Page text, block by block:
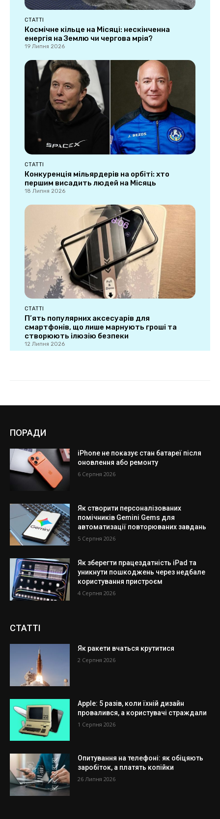
ПОРАДИ
iPhone не показує стан батареї після
оновлення або ремонту
6 Серпня 2026
Як створити персоналізованих
помічників Gemini Gems для
автоматизації повторюваних завдань
5 Серпня 2026
Як зберегти працездатність iPad та
уникнути пошкоджень через недбале
користування пристроєм
4 Серпня 2026
СТАТТІ
Як ракети вчаться крутитися
2 Серпня 2026
Apple: 5 разів, коли їхній дизайн
провалився, а користувачі страждали
1 Серпня 2026
Опитування на телефоні: як обіцяють
заробіток, а платять копійки
26 Липня 2026